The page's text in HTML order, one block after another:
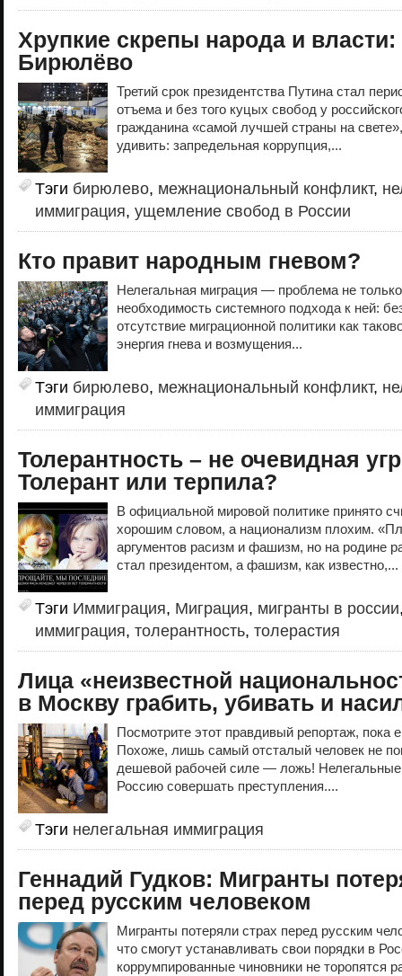
Хрупкие скрепы народа и власти:
Бирюлёво
Третий срок президентства Путина стал
отъема и без того куцых свобод у
гражданина «самой лучшей страны на
удивить: запредельная коррупция,...
Тэги бирюлево, межнациональный конфликт,
иммиграция, ущемление свобод в России
Кто правит народным гневом?
Нелегальная миграция — проблема не
необходимость системного подхода к ней:
отсутствие миграционной политики как
энергия гнева и возмущения...
Тэги бирюлево, межнациональный конфликт,
иммиграция
Толерантность – не очевидная
Толерант или терпила?
В официальной мировой политике принято
хорошим словом, а национализм плохим.
аргументов расизм и фашизм, но на родине
стал президентом, а фашизм, как известно,...
Тэги Иммиграция, Миграция, мигранты в россии
иммиграция, толерантность, толерастия
Лица «неизвестной
в Москву грабить, убивать и
Посмотрите этот правдивый репортаж, пока
Похоже, лишь самый отсталый человек не
дешевой рабочей силе — ложь!
Россию совершать преступления....
Тэги нелегальная иммиграция
Геннадий Гудков: Мигранты
перед русским человеком
Мигранты потеряли страх перед русским
что смогут устанавливать свои порядки в
коррумпированные чиновники не торопятся